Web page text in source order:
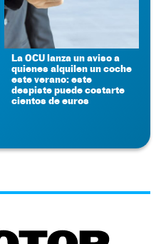
La OCU lanza un aviso a
quienes alquilen un coche
este verano: este
despiste puede costarte
cientos de euros